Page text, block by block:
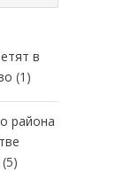
в
(1)
района
(5)